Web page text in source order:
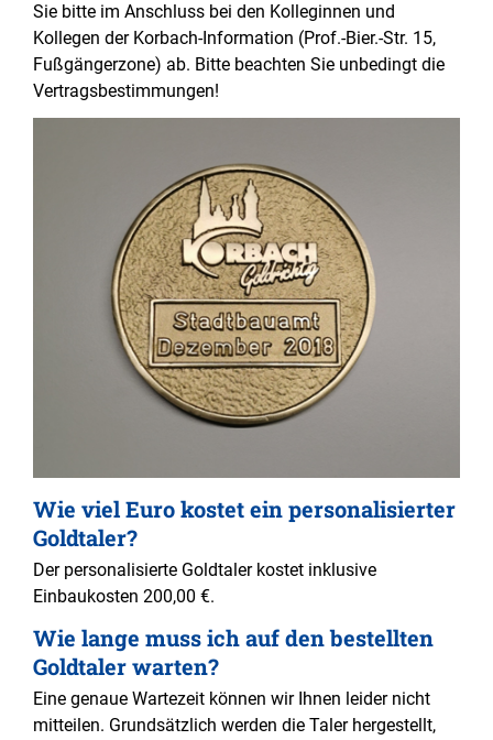
Sie bitte im Anschluss bei den Kolleginnen und
Kollegen der Korbach-Information (Prof.-Bier.-Str. 15,
Fußgängerzone) ab. Bitte beachten Sie unbedingt die
Vertragsbestimmungen!
Wie viel Euro kostet ein personalisierter
Goldtaler?
Der personalisierte Goldtaler kostet inklusive
Einbaukosten 200,00 €.
Wie lange muss ich auf den bestellten
Goldtaler warten?
Eine genaue Wartezeit können wir Ihnen leider nicht
mitteilen. Grundsätzlich werden die Taler hergestellt,